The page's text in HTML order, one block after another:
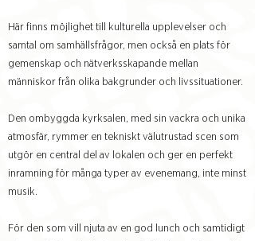
Här finns möjlighet till kulturella upplevelser och
samtal om samhällsfrågor, men också en plats för
gemenskap och nätverksskapande mellan
människor från olika bakgrunder och livssituationer.
Den ombyggda kyrksalen, med sin vackra och unika
atmosfär, rymmer en tekniskt välutrustad scen som
utgör en central del av lokalen och ger en perfekt
inramning för många typer av evenemang, inte minst
musik.
För den som vill njuta av en god lunch och samtidigt